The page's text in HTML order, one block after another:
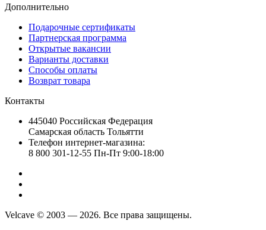
Дополнительно
Подарочные сертификаты
Партнерская программа
Открытые вакансии
Варианты доставки
Способы оплаты
Возврат товара
Контакты
445040 Российская Федерация
Самарская область Тольятти
Телефон интернет-магазина:
8 800 301-12-55 Пн-Пт 9:00-18:00
Velcave © 2003 — 2026. Все права защищены.